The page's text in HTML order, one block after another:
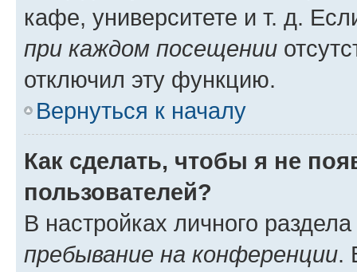
кафе, университете и т. д.
при каждом посещении
отключил эту функцию.
Вернуться к началу
Как сделать, чтобы я не
пользователей?
В настройках личного
пребывание на конференции.